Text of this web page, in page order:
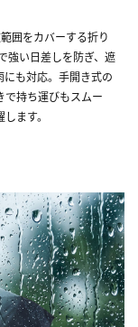
囲をカバーする折り
強い日差しを防ぎ、遮
も対応。手開き式の
で持ち運びもスムー
ます。